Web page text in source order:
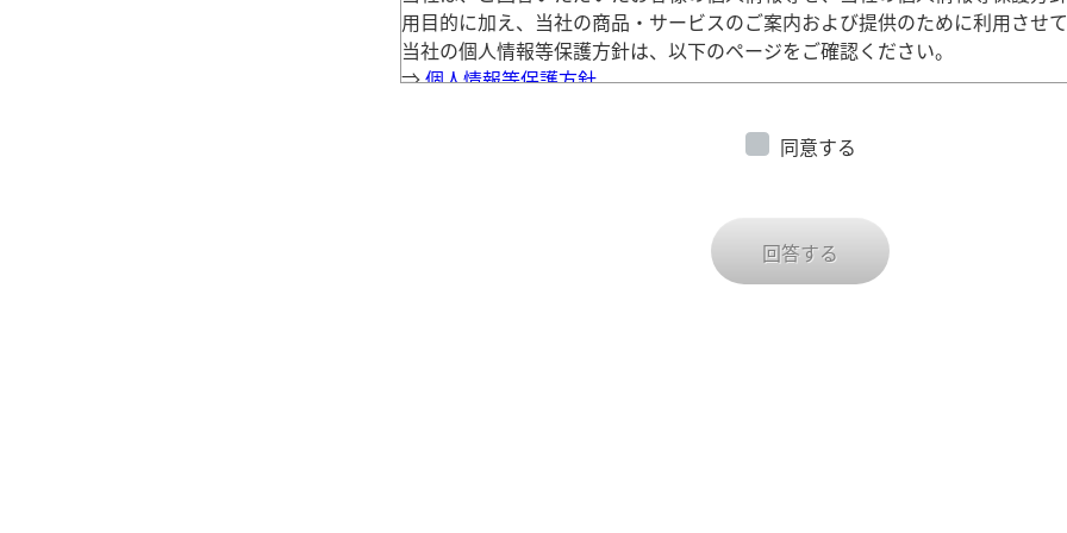
用目的に加え、当社の商品・サービスのご案内および提供のために利用させて
当社の個人情報等保護方針は、以下のページをご確認ください。
⇒個人情報等保護方針
「Questant」ではCookieを利用しています。Cookieに関する情報は、株式会
同意する
回答する